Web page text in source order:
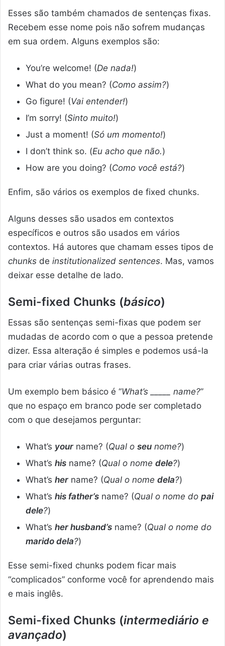
Esses são também chamados de sentenças fixas.
Recebem esse nome pois não sofrem mudanças
em sua ordem. Alguns exemplos são:
You’re welcome! (De nada!)
What do you mean? (Como assim?)
Go figure! (Vai entender!)
I’m sorry! (Sinto muito!)
Just a moment! (Só um momento!)
I don’t think so. (Eu acho que não.)
How are you doing? (Como você está?)
Enfim, são vários os exemplos de fixed chunks.
Alguns desses são usados em contextos
específicos e outros são usados em vários
contextos. Há autores que chamam esses tipos de
chunks de institutionalized sentences. Mas, vamos
deixar esse detalhe de lado.
Semi-fixed Chunks (básico)
Essas são sentenças semi-fixas que podem ser
mudadas de acordo com o que a pessoa pretende
dizer. Essa alteração é simples e podemos usá-la
para criar várias outras frases.
Um exemplo bem básico é “What’s _____ name?”
que no espaço em branco pode ser completado
com o que desejamos perguntar:
What’s your name? (Qual o seu nome?)
What’s his name? (Qual o nome dele?)
What’s her name? (Qual o nome dela?)
What’s his father’s name? (Qual o nome do pai
dele?)
What’s her husband’s name? (Qual o nome do
marido dela?)
Esse semi-fixed chunks podem ficar mais
“complicados” conforme você for aprendendo mais
e mais inglês.
Semi-fixed Chunks (intermediário e
avançado)